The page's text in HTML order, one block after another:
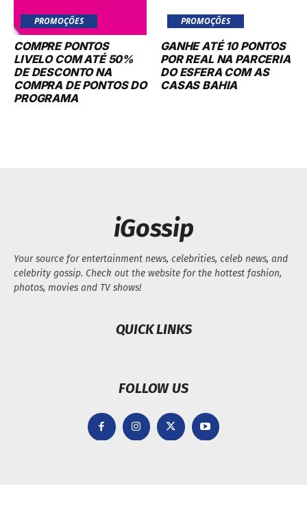
PROMOÇÕES
COMPRE PONTOS
LIVELO COM ATÉ 50%
DE DESCONTO NA
COMPRA DE PONTOS DO
PROGRAMA
PROMOÇÕES
GANHE ATÉ 10 PONTOS
POR REAL NA PARCERIA
DO ESFERA COM AS
CASAS BAHIA
iGossip
Your source for entertainment news, celebrities, celeb news, and
celebrity gossip. Check out the website for the hottest fashion,
photos, movies and TV shows!
QUICK LINKS
FOLLOW US